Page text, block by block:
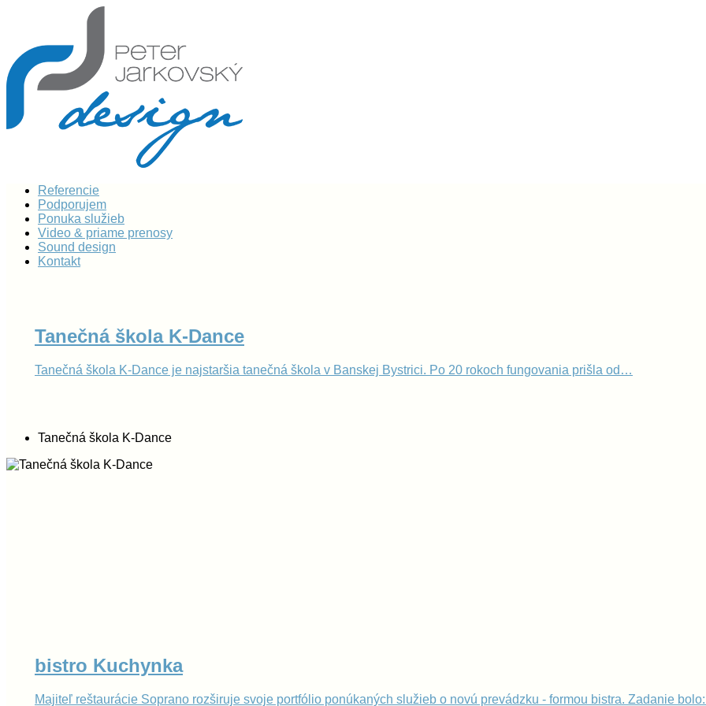
Referencie
Podporujem
Ponuka služieb
Video & priame prenosy
Sound design
Kontakt
Tanečná škola K-Dance
Tanečná škola K-Dance je najstaršia tanečná škola v Banskej Bystrici. Po 20 rokoch fungovania prišla od…
Tanečná škola K-Dance
bistro Kuchynka
Majiteľ reštaurácie Soprano rozširuje svoje portfólio ponúkaných služieb o novú prevádzku - formou bistra. Zadanie